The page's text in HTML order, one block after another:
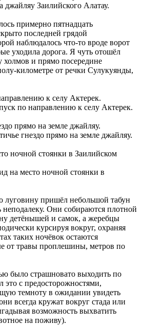
джайляу Заилийского Алатау.
примерно пятнадцать
последней грядой
наблюдалось что-то вроде ворот
уходила дорога. Я чуть отошёл
холмов и прямо посередине
километре от речки Сулукуянды,
по направлению к селу Актерек.
гнездо прямо на земле джайляу.
на место ночной стоянки в
луговину пришёл небольшой табун
неподалеку. Они собираются плотной
детёнышей и самок, а жеребцы
курсируя вокруг, охраняя
таких ночёвок остаются
от травы проплешины, метров по
было страшновато выходить по
это с предосторожностями,
темноту в ожидании увидеть
всегда кружат вокруг стада или
возможность выхватить
на поживу).